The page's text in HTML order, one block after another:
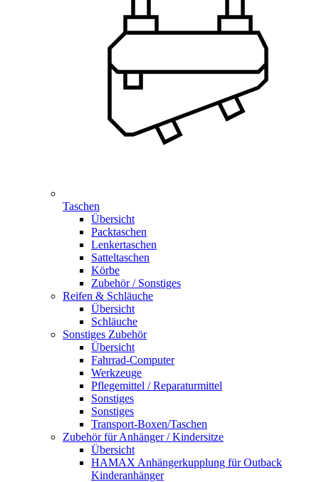
Taschen
Übersicht
Packtaschen
Lenkertaschen
Satteltaschen
Körbe
Zubehör / Sonstiges
Reifen & Schläuche
Übersicht
Schläuche
Sonstiges Zubehör
Übersicht
Fahrrad-Computer
Werkzeuge
Pflegemittel / Reparaturmittel
Sonstiges
Sonstiges
Transport-Boxen/Taschen
Zubehör für Anhänger / Kindersitze
Übersicht
HAMAX Anhängerkupplung für Outback
Kinderanhänger